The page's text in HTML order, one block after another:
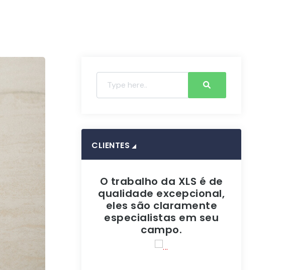
CLIENTES
O trabalho da XLS é de
qualidade excepcional,
eles são claramente
especialistas em seu
Para qualquer serviço
de infraestrutura, a
Xtech Lan Service é de
longe a mais inovadora
do setor.